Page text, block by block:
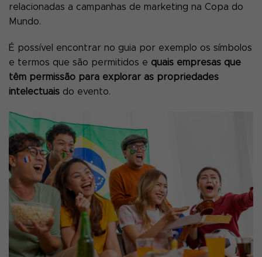
relacionadas a campanhas de marketing na Copa do
Mundo.
É possível encontrar no guia por exemplo os símbolos
e termos que são permitidos e quais empresas que
têm permissão para explorar as propriedades
intelectuais do evento.